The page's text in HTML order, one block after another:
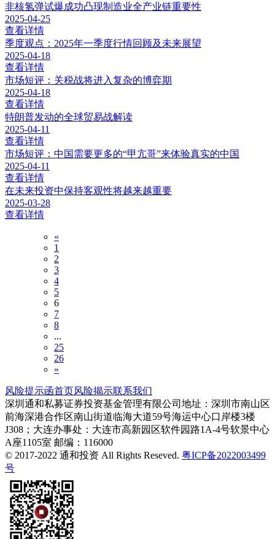
非核氢弹试爆成功凸现制造业全产业链重要性
2025-04-25
查看详情
季度观点：2025年一季度行情回顾及未来展望
2025-04-18
查看详情
市场短评：关税战将进入复杂的博弈期
2025-04-18
查看详情
特朗普发动的全球贸易战解读
2025-04-11
查看详情
市场短评：中国需要更多的“甲亢哥”来体验真实的中国
2025-04-11
查看详情
在未来投资中保持客观性将越来越重要
2025-03-28
查看详情
«
1
2
3
4
5
6
7
8
...
25
26
»
风险提示函首页风险揭示联系我们
深圳通和私募证券投资基金管理有限公司 地址：深圳市南山区
前海深港合作区南山街道临海大道59号海运中心口岸楼3楼
J308；大连办事处：大连市高新园区软件园路1A-4号软景中心
A座1105室 邮编：116000
© 2017-2022 通和投资 All Rights Reseved. 粤ICP备2022003499
号